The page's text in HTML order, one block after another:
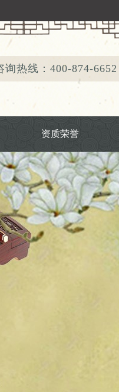
询热线：400-874-6652
资质荣誉